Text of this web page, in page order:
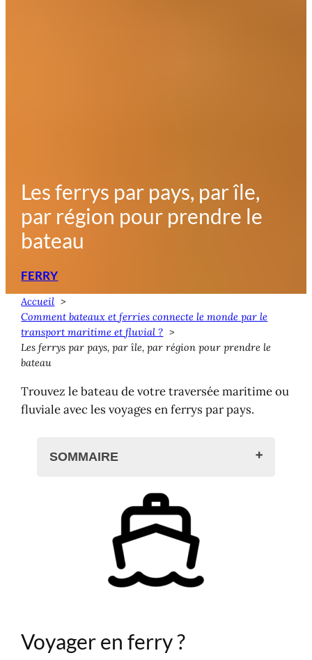
Les ferrys par pays, par île,
par région pour prendre le
bateau
FERRY
Accueil
Comment bateaux et ferries connecte le monde par le
transport maritime et fluvial ?
Les ferrys par pays, par île, par région pour prendre le
bateau
Trouvez le bateau de votre traversée maritime ou
fluviale avec les voyages en ferrys par pays.
SOMMAIRE
Voyager en ferry ?
Ferry par port
Ferry par compagnie
Ferrys par pays
Argentine
Voyager en ferry ?